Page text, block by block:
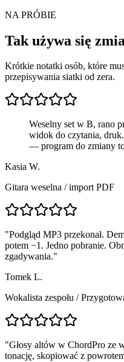
NA PRÓBIE
Tak używa się
Krótkie notatki osób, które
przepisywania siatki od zera.
Weselny set w B, rano
widok do czytania,
— program do zmiany
Kasia W.
Gitara weselna / import PDF
"Podgląd MP3 przekonał.
potem −1. Jedno pobranie.
zgadywania."
Tomek L.
Wokalista zespołu /
"Głosy altów w ChordPro ze
tonację, skopiować z